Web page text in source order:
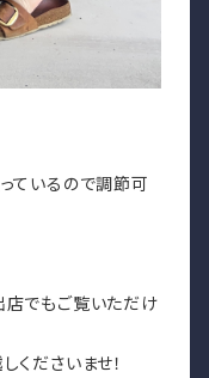
ているので調節可
店でもご覧いただけ
くださいませ！